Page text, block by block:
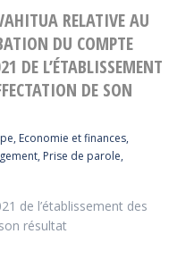
RELATIVE AU
DU COMPTE
DE L’ÉTABLISSEMENT
DE SON
, Economie et finances,
, Prise de parole,
de l’établissement des
résultat